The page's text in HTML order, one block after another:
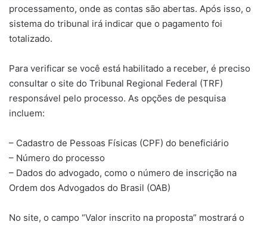
processamento, onde as contas são abertas. Após isso, o
sistema do tribunal irá indicar que o pagamento foi
totalizado.
Para verificar se você está habilitado a receber, é preciso
consultar o site do Tribunal Regional Federal (TRF)
responsável pelo processo. As opções de pesquisa
incluem:
– Cadastro de Pessoas Físicas (CPF) do beneficiário
– Número do processo
– Dados do advogado, como o número de inscrição na
Ordem dos Advogados do Brasil (OAB)
No site, o campo “Valor inscrito na proposta” mostrará o